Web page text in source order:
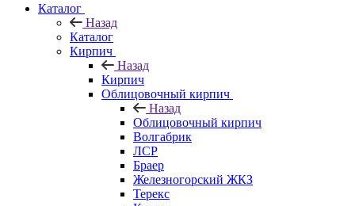
Каталог
Назад
Каталог
Кирпич
Назад
Кирпич
Облицовочный кирпич
Назад
Облицовочный кирпич
Волгабрик
ЛСР
Браер
Железногорский ЖКЗ
Терекс